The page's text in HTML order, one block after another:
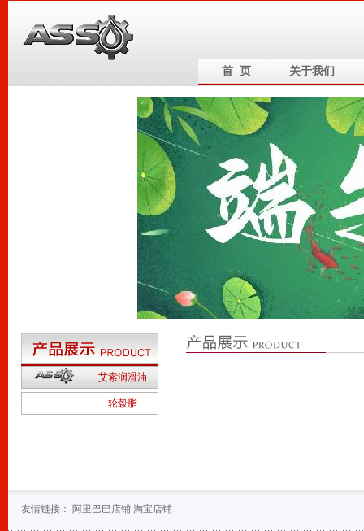
首 页 关于我们
5
3
1
艾索润滑油
轮毂脂
友情链接： 阿里巴巴店铺 淘宝店铺